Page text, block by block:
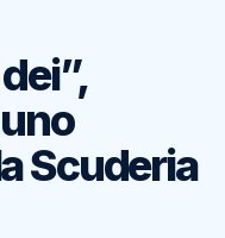
Scuderia